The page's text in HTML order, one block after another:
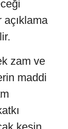
zam ve
maddi